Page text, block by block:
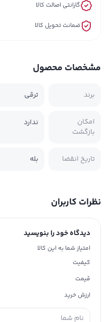
گارانتی اصالت کالا
ضمانت تحویل کالا
مشخصات محصول
برند ترقی
امکان
بازگشت
ندارد
تاریخ انقضا بله
نظرات کاربران
دیدگاه خود را بنویسید
امتیاز شما به این کالا
کیفیت
قیمت
ارزش خرید